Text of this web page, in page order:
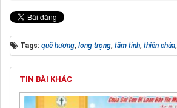
Tags: quê hương, long trọng, tâm tình, thiên chúa,
TIN BÀI KHÁC